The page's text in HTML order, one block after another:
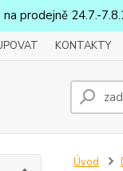
prodejně 24.7.-
KONTAKTY
Úvod